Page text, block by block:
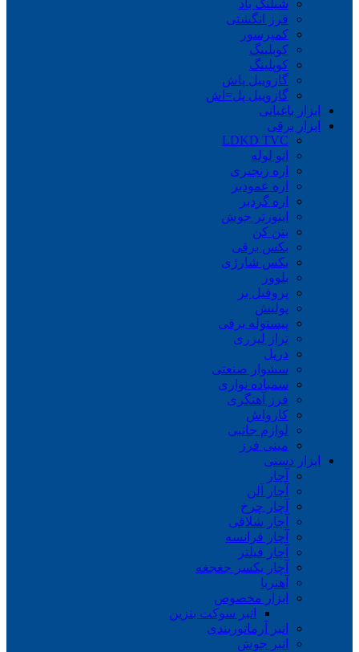
شیلنگ باد
فرز انگشتی
کمپرسور
کوبلینگ
کوپلینگ
گازوییل پاش
گازوییل پل=اش
ابزار باغبانی
ابزار برقی
LDKD TVC
اتو لوله
اره زنجیری
اره عمودبر
اره گردبر
اینورتر جوش
بتن کن
بکس برقی
بکس شارژی
بلوور
پروفیل بر
پولیش
پیستوله برقی
تراز لیزری
دریل
سشوار صنعتی
سمباده نواری
فرز آهنگری
کارواش
لوازم جانبی
مینی فرز
ابزار دستی
آچار
آچار آلن
آچار چرخ
آچار شلاقی
آچار فرانسه
آچار فیلتر
آچار یکسر جغجغه
آهنربا
ابزار مخصوص
انبر سوکت بنزین
انبر آرماتوربندی
انبر جوش